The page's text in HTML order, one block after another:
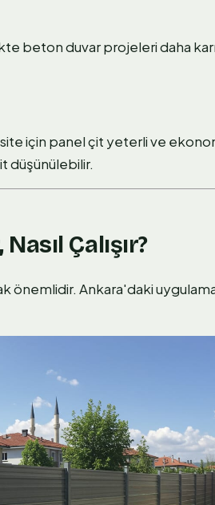
beton duvar projeleri daha
için panel çit yeterli ve
düşünülebilir.
Çalışır?
önemlidir. Ankara'daki